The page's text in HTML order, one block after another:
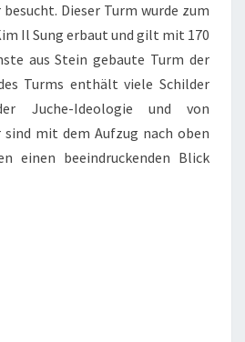
Dieser Turm wurde zum
Il Sung erbaut und gilt mit 170
aus Stein gebaute Turm der
Turms enthält viele Schilder
Juche-Ideologie und von
sind mit dem Aufzug nach oben
einen beeindruckenden Blick